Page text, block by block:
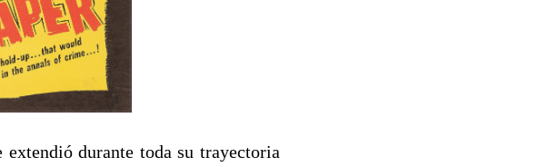
durante toda su trayectoria